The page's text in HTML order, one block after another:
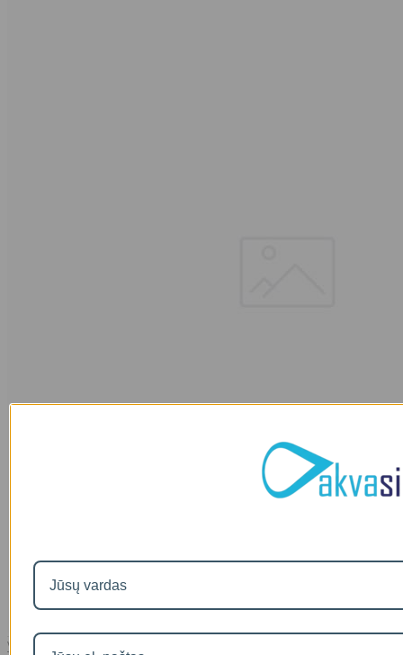
Vandens minkštinimo filtras PR SOFT S89-200